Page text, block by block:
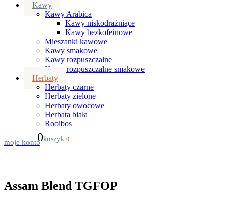
Kawy
Kawy Arabica
Kawy niskodrażniące
Kawy bezkofeinowe
Mieszanki kawowe
Kawy smakowe
Kawy rozpuszczalne
Kawy rozpuszczalne smakowe
Herbaty
Herbaty czarne
Herbaty zielone
Herbaty owocowe
Herbata biała
Rooibos
moje konto0koszyk0
Assam Blend TGFOP